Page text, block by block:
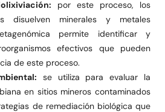
por este proceso, los
disuelven minerales y metales
permite identificar y
efectivos que pueden
de este proceso.
se utiliza para evaluar la
en sitios mineros contaminados
de remediación biológica que